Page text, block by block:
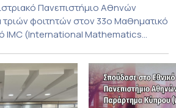
Πανεπιστήμιο Αθηνών
τριών φοιτητών στον 33ο Μαθηματικό
IMC (International Mathematics
της Βουλγαρίας. Σε αυτόν
εκπροσωπώντας 135
χώρες. Από την Ελλάδα, συμμετείχαν
Πολυτεχνείο, το Αριστοτέλειο